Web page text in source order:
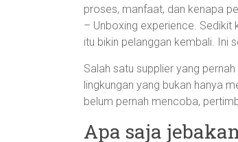
proses, manfaat, dan kenapa
– Unboxing experience. Sedikit
itu bikin pelanggan kembali. Ini
Salah satu supplier yang
lingkungan yang bukan hanya
belum pernah mencoba,
Apa saja